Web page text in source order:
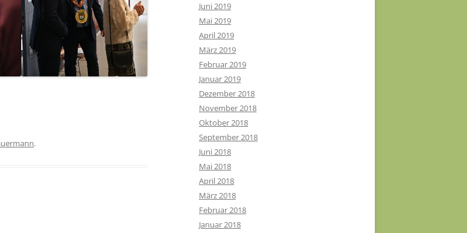
.
Juni 2019
Mai 2019
April 2019
März 2019
Februar 2019
Januar 2019
Dezember 2018
November 2018
Oktober 2018
September 2018
Juni 2018
Mai 2018
April 2018
März 2018
Februar 2018
Januar 2018